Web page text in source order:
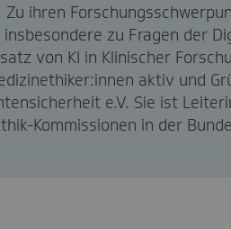
ihren
zu Fragen der
von KI in Klinischer
aktiv und
e.V. Sie ist
Kommissionen in der